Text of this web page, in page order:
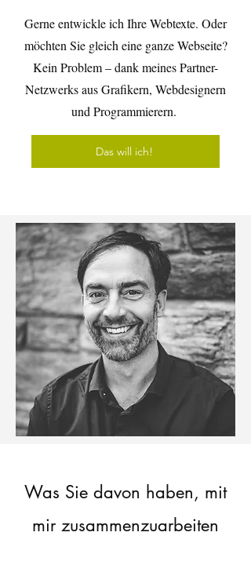
Gerne entwickle ich Ihre Webtexte. Oder
möchten Sie gleich eine ganze Webseite?
Kein Problem – dank meines Partner-
Netzwerks aus Grafikern, Webdesignern
und Programmierern.
Das will ich!
Was Sie davon haben, mit
mir zusammenzuarbeiten